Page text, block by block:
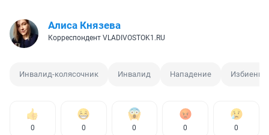
Алиса Князева
Корреспондент VLADIVOSTOK1.RU
Инвалид-колясочник Инвалид Нападение Избиение
0 0 0 0 0